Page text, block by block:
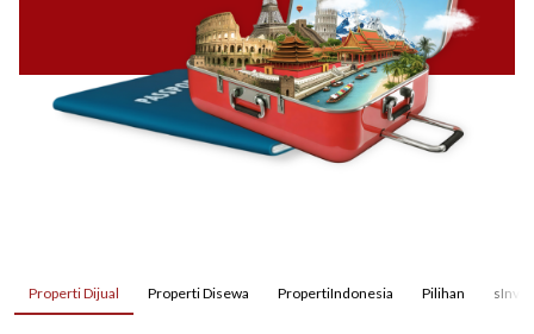
Properti Dijual Properti Disewa PropertiIndonesia Pilihan